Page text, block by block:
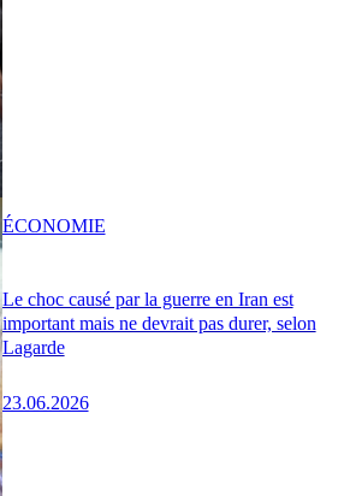
Le choc causé par la guerre en Iran est
important mais ne devrait pas durer, selon
Lagarde
23.06.2026
ÉCONOMIE